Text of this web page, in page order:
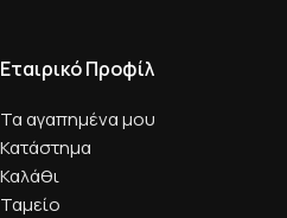
Εταιρικό Προφίλ
Τα αγαπημένα μου
Κατάστημα
Καλάθι
Ταμείο